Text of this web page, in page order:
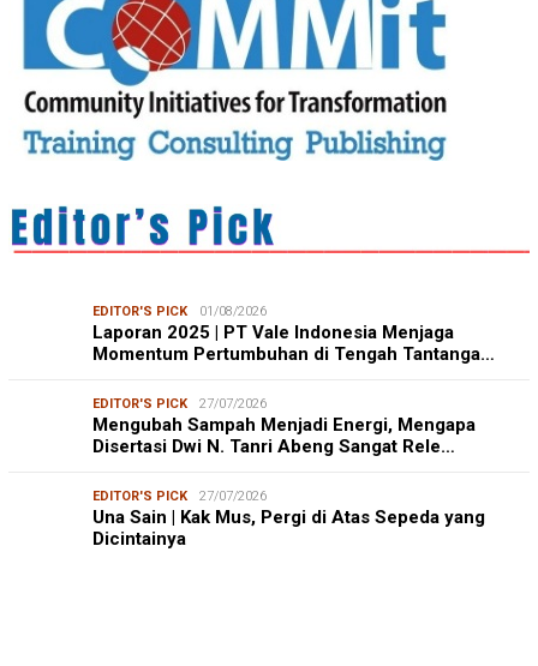
EDITOR'S PICK 01/08/2026
Laporan 2025 | PT Vale Indonesia Menjaga
Momentum Pertumbuhan di Tengah Tantanga…
EDITOR'S PICK 27/07/2026
Mengubah Sampah Menjadi Energi, Mengapa
Disertasi Dwi N. Tanri Abeng Sangat Rele…
EDITOR'S PICK 27/07/2026
Una Sain | Kak Mus, Pergi di Atas Sepeda yang
Dicintainya